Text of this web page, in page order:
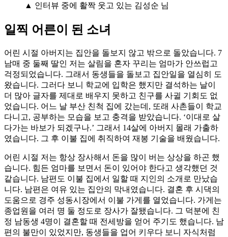
▲ 인터뷰 중에 활짝 웃고 있는 김성순 님
일찍 어른이 된 소녀
어린 시절 아버지는 집안을 돌보지 않고 밖으로 돌았습니다. 7
남매 중 둘째 딸인 저는 살림을 혼자 꾸리는 엄마가 안쓰럽고
걱정되었습니다. 그래서 동생들을 돌보고 집안일을 열심히 도
왔습니다. 그러다 보니 학교에 입학은 했지만 결석하는 날이
더 많아 글자를 제대로 배우지 못하고 친구를 사귈 기회도 없
었습니다. 어느 날 부산 친척 집에 갔는데, 또래 사촌들이 학교
다니고, 공부하는 모습을 보고 충격을 받았습니다. ‘이대로 살
다가는 바보가 되겠구나.’ 그래서 14살에 아버지 몰래 가출하
였습니다. 그 후 이불 집에 취직하여 재봉 기술을 배웠습니다.
어린 시절 저는 항상 장사해서 돈을 많이 버는 상상을 하곤 했
습니다. 힘든 엄마를 보면서 돈이 있어야 한다고 생각했던 것
같습니다. 남편도 이불 집에서 일할 때 지인의 소개로 만났습
니다. 남편은 여유 있는 집안의 막내였습니다. 결혼 후 시댁의
도움으로 경주 성동시장에서 이불 가게를 열었습니다. 가게는
종업원을 여러 명 둘 정도로 장사가 잘됐습니다. 그 덕분에 친
정 남동생 4명이 결혼할 때 전세방을 얻어 주기도 했습니다. 남
편의 불만이 있었지만, 동생들을 업어 키우다 보니 자식처럼